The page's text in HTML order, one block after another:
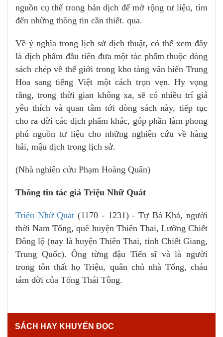
nguồn cụ thể trong bản dịch để mở rộng tư liệu, tìm
đến những thông tin cần thiết. qua.
Về ý nghĩa trong lịch sử dịch thuật, có thể xem đây
là dịch phẩm đầu tiên đưa một tác phẩm thuộc dòng
sách chép về thế giới trong kho tàng văn hiến Trung
Hoa sang tiếng Việt một cách trọn vẹn. Hy vọng
rằng, trong thời gian không xa, sẽ có nhiều trí giả
yêu thích và quan tâm tới dòng sách này, tiếp tục
cho ra đời các dịch phẩm khác, góp phần làm phong
phú nguồn tư liệu cho những nghiên cứu về hàng
hải, mậu dịch trong lịch sử.
(Nhà nghiên cứu Phạm Hoàng Quân)
Thông tin tác giả Triệu Nhữ Quát
Triệu Nhữ Quát(1170 - 1231) - Tự Bá Khả, người
thời Nam Tống, quê huyện Thiên Thai, Lưỡng Chiết
Đông lộ (nay là huyện Thiên Thai, tỉnh Chiết Giang,
Trung Quốc). Ông từng đậu Tiến sĩ và là người
trong tôn thất họ Triệu, quân chủ nhà Tống, cháu
tám đời của Tống Thái Tông.
SÁCH HAY KHUYẾN ĐỌC